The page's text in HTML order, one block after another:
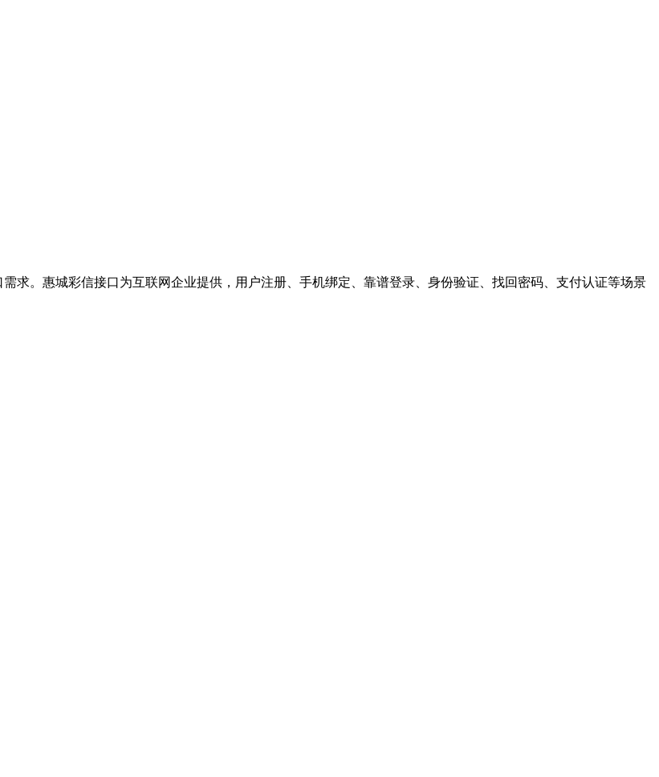
求。惠城彩信接口为互联网企业提供，用户注册、手机绑定、靠谱登录、身份验证、找回密码、支付认证等场景